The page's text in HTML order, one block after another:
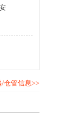
仓管信息>>